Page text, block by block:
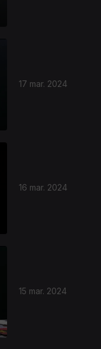
17 mar. 2024
16 mar. 2024
15 mar. 2024